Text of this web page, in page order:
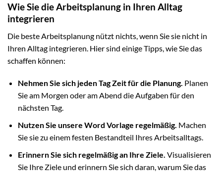
Wie Sie die Arbeitsplanung in Ihren Alltag
integrieren
Die beste Arbeitsplanung nützt nichts, wenn Sie sie nicht in
Ihren Alltag integrieren. Hier sind einige Tipps, wie Sie das
schaffen können:
Nehmen Sie sich jeden Tag Zeit für die Planung. Planen
Sie am Morgen oder am Abend die Aufgaben für den
nächsten Tag.
Nutzen Sie unsere Word Vorlage regelmäßig. Machen
Sie sie zu einem festen Bestandteil Ihres Arbeitsalltags.
Erinnern Sie sich regelmäßig an Ihre Ziele. Visualisieren
Sie Ihre Ziele und erinnern Sie sich daran, warum Sie das